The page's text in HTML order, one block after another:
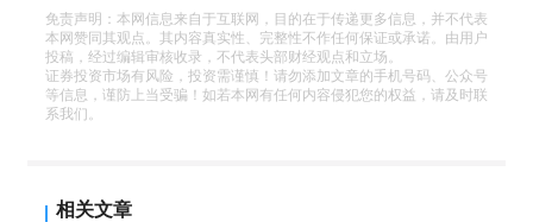
免责声明：本网信息来自于互联网，目的在于传递更多信息，并不代表
本网赞同其观点。其内容真实性、完整性不作任何保证或承诺。由用户
投稿，经过编辑审核收录，不代表头部财经观点和立场。
证券投资市场有风险，投资需谨慎！请勿添加文章的手机号码、公众号
等信息，谨防上当受骗！如若本网有任何内容侵犯您的权益，请及时联
系我们。
相关文章